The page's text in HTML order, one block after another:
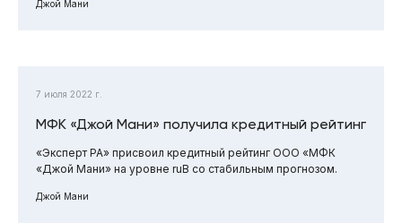
Джой Мани
7 июля 2022 г.
МФК «Джой Мани» получила кредитный рейтинг
«Эксперт РА» присвоил кредитный рейтинг ООО «МФК
«Джой Мани» на уровне ruB со стабильным прогнозом.
Джой Мани